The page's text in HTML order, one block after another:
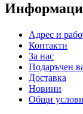
Адрес и
Контакти
За нас
Подаръчен
Доставка
Новини
Общи